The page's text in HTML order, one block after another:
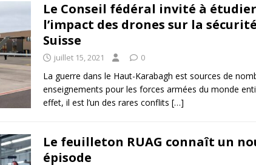
Le Conseil fédéral invité à étudier
l’impact des drones sur la
Suisse
juillet 15, 2021 0
La guerre dans le Haut-Karabagh est sources de
enseignements pour les forces armées du monde
effet, il est l’un des rares conflits […]
Le feuilleton RUAG connaît un
épisode